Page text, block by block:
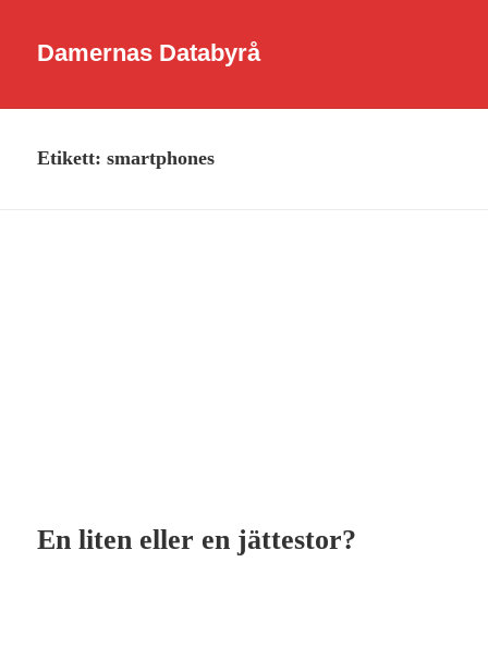
Damernas Databyrå
Etikett:smartphones
En liten eller en jättestor?